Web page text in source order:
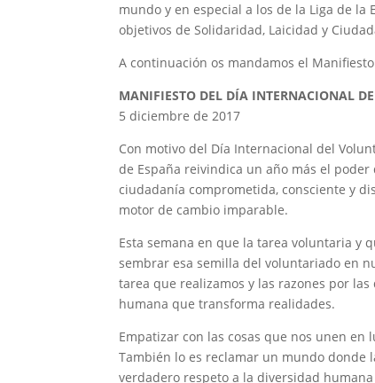
mundo y en especial a los de la Liga de
objetivos de Solidaridad, Laicidad y
A continuación os mandamos el
MANIFIESTO DEL DÍA INTERNACIONAL
5 diciembre de 2017
Con motivo del Día Internacional del
de España reivindica un año más el
ciudadanía comprometida, consciente y
motor de cambio imparable.
Esta semana en que la tarea voluntaria y
sembrar esa semilla del voluntariado en
tarea que realizamos y las razones por
humana que transforma realidades.
Empatizar con las cosas que nos unen
También lo es reclamar un mundo donde
verdadero respeto a la diversidad